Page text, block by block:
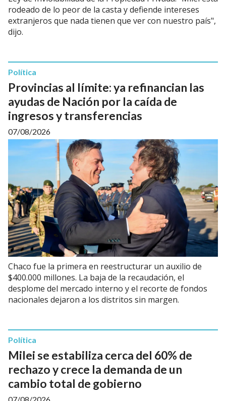
rodeado de lo peor de la casta y defiende intereses
extranjeros que nada tienen que ver con nuestro país",
dijo.
Provincias al límite: ya refinancian las
ayudas de Nación por la caída de
ingresos y transferencias
Política
07/08/2026
Chaco fue la primera en reestructurar un auxilio de
$400.000 millones. La baja de la recaudación, el
desplome del mercado interno y el recorte de fondos
nacionales dejaron a los distritos sin margen.
Milei se estabiliza cerca del 60% de
rechazo y crece la demanda de un
cambio total de gobierno
Política